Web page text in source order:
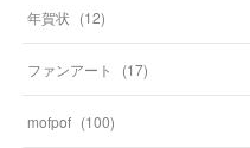
年賀状 (12)
ファンアート (17)
mofpof (100)